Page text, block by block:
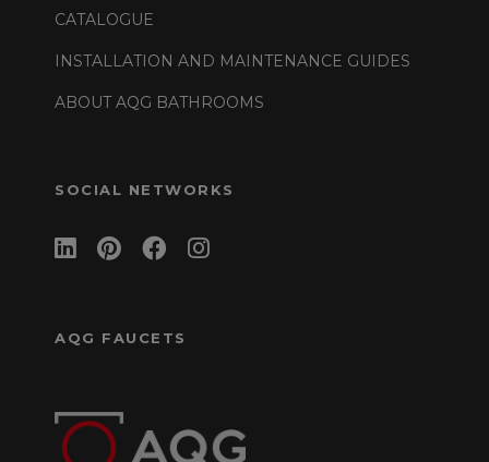
CATALOGUE
INSTALLATION AND MAINTENANCE GUIDES
ABOUT AQG BATHROOMS
SOCIAL NETWORKS
AQG FAUCETS